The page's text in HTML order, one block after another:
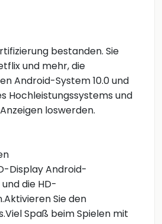
bestanden. Sie
und mehr, die
Android-System 10.0 und
Hochleistungssystems und
loswerden.
Display Android-
die HD-
Sie den
Spaß beim Spielen mit